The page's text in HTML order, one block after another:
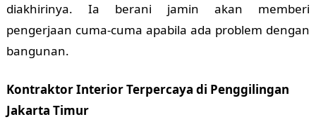
diakhirinya. Ia berani jamin akan memberi
pengerjaan cuma-cuma apabila ada problem dengan
bangunan.
Kontraktor Interior Terpercaya di Penggilingan
Jakarta Timur